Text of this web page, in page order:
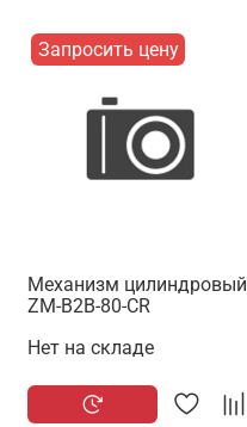
Запросить цену
Механизм цилиндровый
ZM-B2B-80-CR
Нет на складе